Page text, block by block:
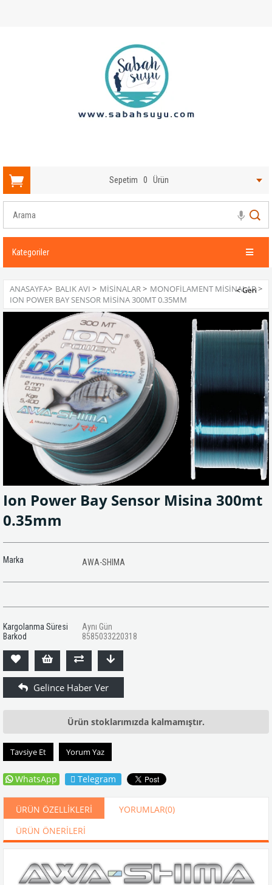
Sepetim 0 Ürün
Kategoriler
ANASAYFA> BALIK AVI > MISINALAR> MONOFILAMENT MISINALAR>
ION POWER BAY SENSOR MISINA 300MT 0.35MM
Ion Power Bay Sensor Misina 300mt
0.35mm
Marka AWA-SHIMA
Kargolanma Süresi
Aynı Gün
Barkod
8585033220318
Ürün stoklarımızda kalmamıştır.
Tavsiye Et Yorum Yaz
WhatsApp Telegram
ÜRÜN ÖZELLIKLERI YORUMLAR(0)
ÜRÜN ÖNERILERI